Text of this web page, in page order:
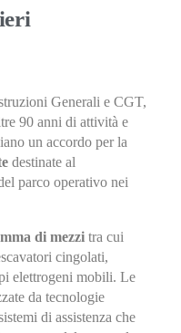
Generali e CGT,
90 anni di attività e
un accordo per la
destinate al
parco operativo nei
di mezzi tra cui
cingolati,
elettrogeni mobili. Le
da tecnologie
di assistenza che